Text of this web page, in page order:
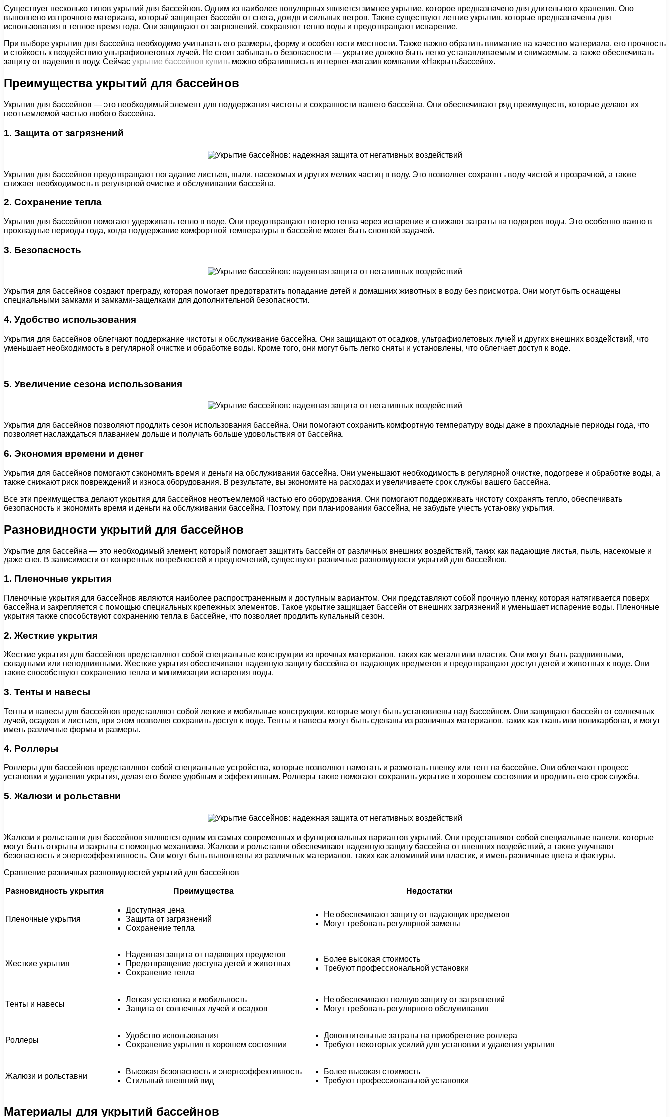
Существует несколько типов укрытий для бассейнов. Одним из наиболее популярных является зимнее укрытие, которое предназначено для длительного хранения. Оно
выполнено из прочного материала, который защищает бассейн от снега, дождя и сильных ветров. Также существуют летние укрытия, которые предназначены для
использования в теплое время года. Они защищают от загрязнений, сохраняют тепло воды и предотвращают испарение.
При выборе укрытия для бассейна необходимо учитывать его размеры, форму и особенности местности. Также важно обратить внимание на качество материала, его прочность
и стойкость к воздействию ультрафиолетовых лучей. Не стоит забывать о безопасности — укрытие должно быть легко устанавливаемым и снимаемым, а также обеспечивать
защиту от падения в воду. Сейчас укрытие бассейнов купить можно обратившись в интернет-магазин компании «Накрытьбассейн».
Преимущества укрытий для бассейнов
Укрытия для бассейнов — это необходимый элемент для поддержания чистоты и сохранности вашего бассейна. Они обеспечивают ряд преимуществ, которые делают их
неотъемлемой частью любого бассейна.
1. Защита от загрязнений
Укрытия для бассейнов предотвращают попадание листьев, пыли, насекомых и других мелких частиц в воду. Это позволяет сохранять воду чистой и прозрачной, а также
снижает необходимость в регулярной очистке и обслуживании бассейна.
2. Сохранение тепла
Укрытия для бассейнов помогают удерживать тепло в воде. Они предотвращают потерю тепла через испарение и снижают затраты на подогрев воды. Это особенно важно в
прохладные периоды года, когда поддержание комфортной температуры в бассейне может быть сложной задачей.
3. Безопасность
Укрытия для бассейнов создают преграду, которая помогает предотвратить попадание детей и домашних животных в воду без присмотра. Они могут быть оснащены
специальными замками и замками-защелками для дополнительной безопасности.
4. Удобство использования
Укрытия для бассейнов облегчают поддержание чистоты и обслуживание бассейна. Они защищают от осадков, ультрафиолетовых лучей и других внешних воздействий, что
уменьшает необходимость в регулярной очистке и обработке воды. Кроме того, они могут быть легко сняты и установлены, что облегчает доступ к воде.
5. Увеличение сезона использования
Укрытия для бассейнов позволяют продлить сезон использования бассейна. Они помогают сохранить комфортную температуру воды даже в прохладные периоды года, что
позволяет наслаждаться плаванием дольше и получать больше удовольствия от бассейна.
6. Экономия времени и денег
Укрытия для бассейнов помогают сэкономить время и деньги на обслуживании бассейна. Они уменьшают необходимость в регулярной очистке, подогреве и обработке воды, а
также снижают риск повреждений и износа оборудования. В результате, вы экономите на расходах и увеличиваете срок службы вашего бассейна.
Все эти преимущества делают укрытия для бассейнов неотъемлемой частью его оборудования. Они помогают поддерживать чистоту, сохранять тепло, обеспечивать
безопасность и экономить время и деньги на обслуживании бассейна. Поэтому, при планировании бассейна, не забудьте учесть установку укрытия.
Разновидности укрытий для бассейнов
Укрытие для бассейна — это необходимый элемент, который помогает защитить бассейн от различных внешних воздействий, таких как падающие листья, пыль, насекомые и
даже снег. В зависимости от конкретных потребностей и предпочтений, существуют различные разновидности укрытий для бассейнов.
1. Пленочные укрытия
Пленочные укрытия для бассейнов являются наиболее распространенным и доступным вариантом. Они представляют собой прочную пленку, которая натягивается поверх
бассейна и закрепляется с помощью специальных крепежных элементов. Такое укрытие защищает бассейн от внешних загрязнений и уменьшает испарение воды. Пленочные
укрытия также способствуют сохранению тепла в бассейне, что позволяет продлить купальный сезон.
2. Жесткие укрытия
Жесткие укрытия для бассейнов представляют собой специальные конструкции из прочных материалов, таких как металл или пластик. Они могут быть раздвижными,
складными или неподвижными. Жесткие укрытия обеспечивают надежную защиту бассейна от падающих предметов и предотвращают доступ детей и животных к воде. Они
также способствуют сохранению тепла и минимизации испарения воды.
3. Тенты и навесы
Тенты и навесы для бассейнов представляют собой легкие и мобильные конструкции, которые могут быть установлены над бассейном. Они защищают бассейн от солнечных
лучей, осадков и листьев, при этом позволяя сохранить доступ к воде. Тенты и навесы могут быть сделаны из различных материалов, таких как ткань или поликарбонат, и могут
иметь различные формы и размеры.
4. Роллеры
Роллеры для бассейнов представляют собой специальные устройства, которые позволяют намотать и размотать пленку или тент на бассейне. Они облегчают процесс
установки и удаления укрытия, делая его более удобным и эффективным. Роллеры также помогают сохранить укрытие в хорошем состоянии и продлить его срок службы.
5. Жалюзи и рольставни
Жалюзи и рольставни для бассейнов являются одним из самых современных и функциональных вариантов укрытий. Они представляют собой специальные панели, которые
могут быть открыты и закрыты с помощью механизма. Жалюзи и рольставни обеспечивают надежную защиту бассейна от внешних воздействий, а также улучшают
безопасность и энергоэффективность. Они могут быть выполнены из различных материалов, таких как алюминий или пластик, и иметь различные цвета и фактуры.
Сравнение различных разновидностей укрытий для бассейнов
Разновидность укрытия Преимущества Недостатки
Пленочные укрытия
Доступная цена
Защита от загрязнений
Сохранение тепла
Не обеспечивают защиту от падающих предметов
Могут требовать регулярной замены
Жесткие укрытия
Надежная защита от падающих предметов
Предотвращение доступа детей и животных
Сохранение тепла
Более высокая стоимость
Требуют профессиональной установки
Тенты и навесы
Легкая установка и мобильность
Защита от солнечных лучей и осадков
Не обеспечивают полную защиту от загрязнений
Могут требовать регулярного обслуживания
Роллеры
Удобство использования
Сохранение укрытия в хорошем состоянии
Дополнительные затраты на приобретение роллера
Требуют некоторых усилий для установки и удаления укрытия
Жалюзи и рольставни
Высокая безопасность и энергоэффективность
Стильный внешний вид
Более высокая стоимость
Требуют профессиональной установки
Материалы для укрытий бассейнов